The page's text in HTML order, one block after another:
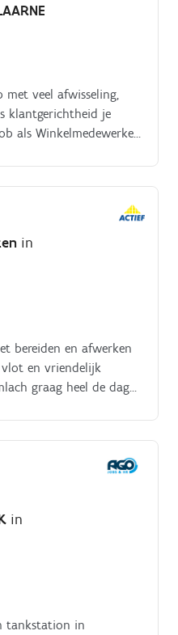
veel afwisseling,
klantgerichtheid je
als Winkelmedewerker
uitstraling van de
de kassa.- Je bereidt
Leveringen
in
bereiden en afwerken
en vriendelijk
graag heel de dag
Collegialiteit staat
in
tankstation in